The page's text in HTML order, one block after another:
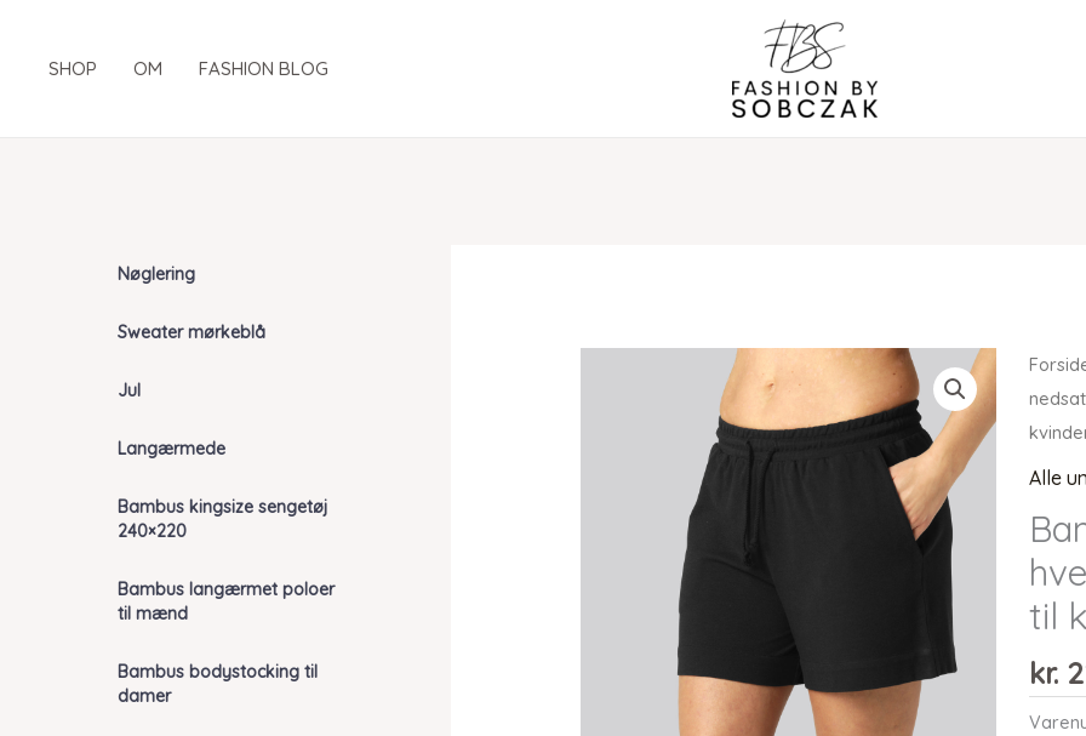
SHOP OM FASHION BLOG
Nøglering
Sweater mørkeblå
Jul
Langærmede
Bambus kingsize sengetøj
240×220
Bambus langærmet poloer
til mænd
Bambus bodystocking til
damer
Alle
til
kr.